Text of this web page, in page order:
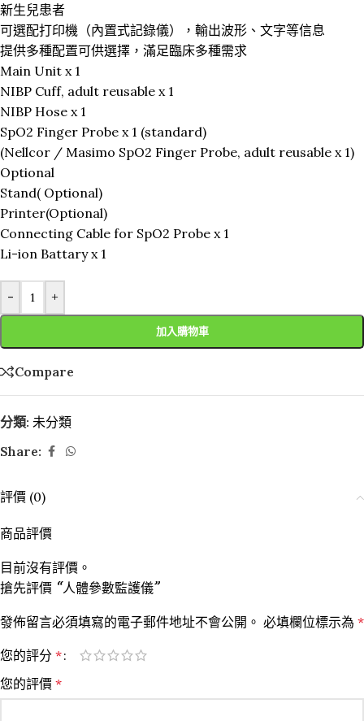
新生兒患者
可選配打印機（內置式記錄儀），輸出波形、文字等信息
提供多種配置可供選擇，滿足臨床多種需求
Main Unit x 1
NIBP Cuff, adult reusable x 1
NIBP Hose x 1
SpO2 Finger Probe x 1 (standard)
(Nellcor / Masimo SpO2 Finger Probe, adult reusable x 1)
Optional
Stand( Optional)
Printer(Optional)
Connecting Cable for SpO2 Probe x 1
Li-ion Battary x 1
- +
加入購物車
Compare
分類: 未分類
Share:
評價 (0)
商品評價
目前沒有評價。
搶先評價 “人體參數監護儀”
發佈留言必須填寫的電子郵件地址不會公開。 必填欄位標示為 *
您的評分 *
您的評價 *